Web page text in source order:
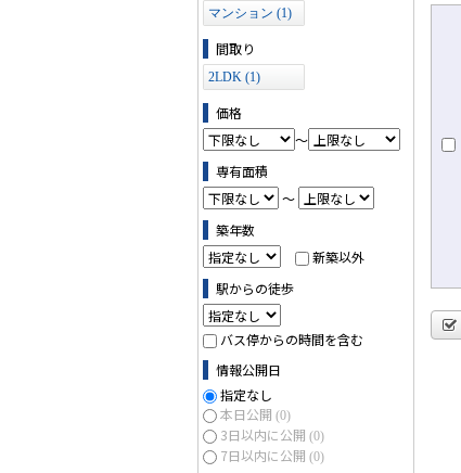
マンション (1)
間取り
2LDK (1)
価格
～
専有面積
～
築年数
新築以外
駅からの徒歩
バス停からの時間を含む
情報公開日
指定なし
本日公開 (0)
3日以内に公開 (0)
7日以内に公開 (0)